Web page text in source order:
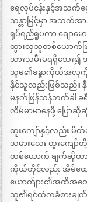
ရေလုပ်ငန်းနှင့်အသက်
သန္တာမြင့်မှာ အသက်အ
ရုပ်ရည်ရူပကာ ချော
ထွားလှသူတစ်ယောက်ဖ
သားသမီးမရရှိသေး၍
သူမ၏ခန္ဓာကိုယ်အလှကို
နိုင်သူလည်းဖြစ်သည်။
မနက်ဖြန်သန်ဘက်ခါ
လိမ်မာမာနေဖို့ ပြောဆိုဆုံ
ထူးကျော်နှင့်လည်း
သမားလေး ထူးကျေ
တစ်ယောက် ချက်ဆိုတာ
ကိုယ်တိုင်လည်း အိမ်ထေ
ယောက်ျား၏အထိအတွေ့
သူ၏ရင်ထဲကခံစားချက်